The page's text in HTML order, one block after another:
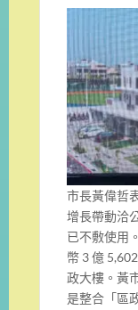
市長黃偉哲
增長帶動洽
已不敷使用
幣 3 億
政大樓。黃
是整合「區